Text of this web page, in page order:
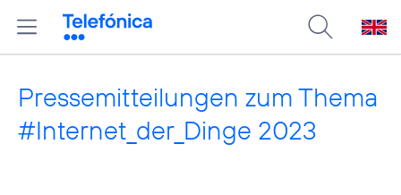
Pressemitteilungen zum Thema
#Internet_der_Dinge 2023